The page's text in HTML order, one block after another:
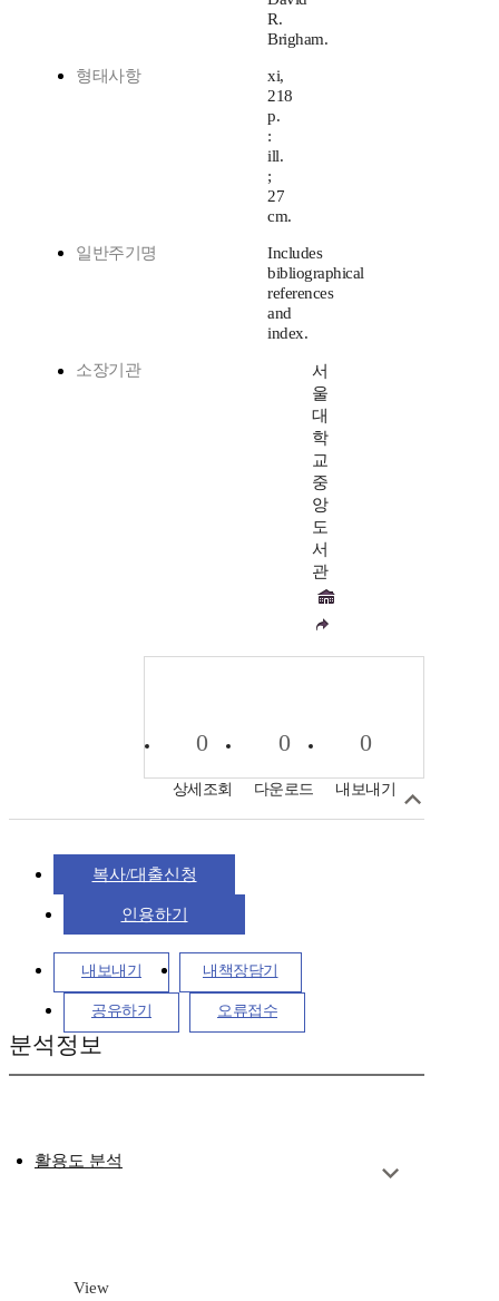
R.
Brigham.
형태사항
xi,
218
p.
:
ill.
;
27
cm.
일반주기명
Includes
bibliographical
references
and
index.
소장기관
서
울
대
학
교
중
앙
도
서
관
0
상세조회
0
다운로드
0
내보내기
복사/대출신청
인용하기
내보내기 내책장담기
공유하기 오류접수
분석정보
활용도 분석
View